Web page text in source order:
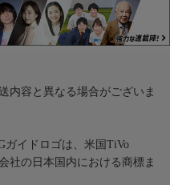
内容と異なる場合がございま
ガイドロゴは、米国TiVo
社の日本国内における商標ま